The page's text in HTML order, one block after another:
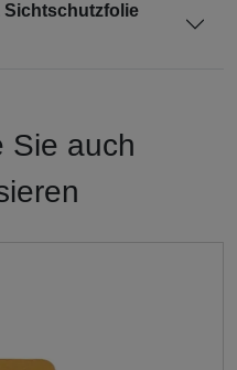
Sichtschutzfolie
Sie auch